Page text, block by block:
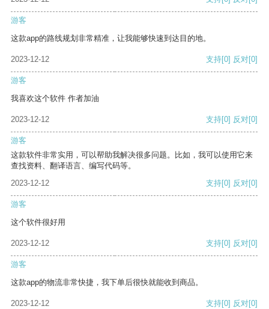
游客
这款app的路线规划非常精准，让我能够快速到达目的地。
2023-12-12 支持[0] 反对[0]
游客
我喜欢这个软件 作者加油
2023-12-12 支持[0] 反对[0]
游客
这款软件非常实用，可以帮助我解决很多问题。比如，我可以使用它来
查找资料、翻译语言、编写代码等。
2023-12-12
支持[0] 反对[0]
游客
这个软件很好用
2023-12-12 支持[0] 反对[0]
游客
这款app的物流非常快捷，我下单后很快就能收到商品。
2023-12-12 支持[0] 反对[0]